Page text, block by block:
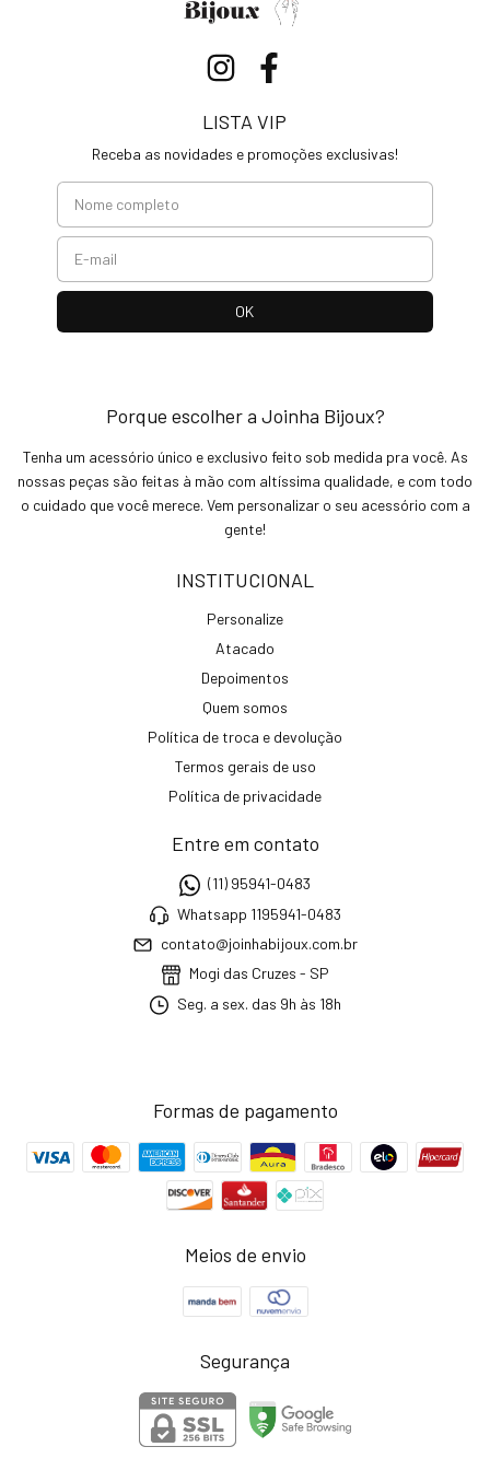
LISTA VIP
Receba as novidades e promoções exclusivas!
Porque escolher a Joinha Bijoux?
Tenha um acessório único e exclusivo feito sob medida pra você. As
nossas peças são feitas à mão com altíssima qualidade, e com todo
o cuidado que você merece. Vem personalizar o seu acessório com a
gente!
INSTITUCIONAL
Personalize
Atacado
Depoimentos
Quem somos
Política de troca e devolução
Termos gerais de uso
Política de privacidade
Entre em contato
(11) 95941-0483
Whatsapp 1195941-0483
contato@joinhabijoux.com.br
Mogi das Cruzes - SP
Seg. a sex. das 9h às 18h
Formas de pagamento
Meios de envio
Segurança